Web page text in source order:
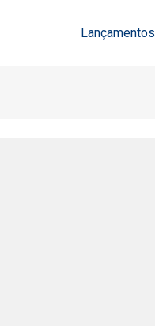
Lançamentos